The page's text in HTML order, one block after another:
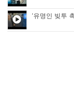
‘유명인 빚